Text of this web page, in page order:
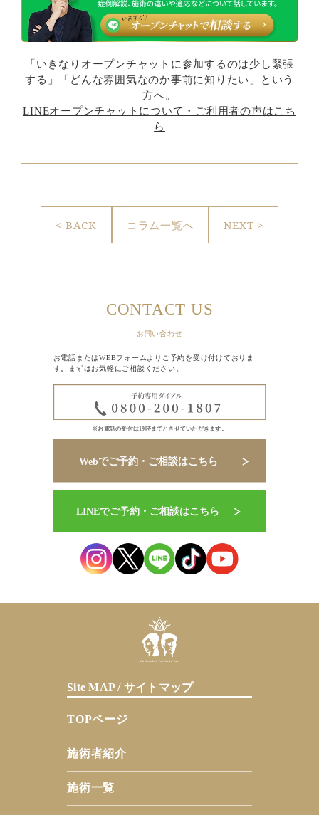
「いきなりオープンチャットに参加するのは少し緊張
する」「どんな雰囲気なのか事前に知りたい」という
方へ。
LINEオープンチャットについて・ご利用者の声はこち
ら
< BACK コラム一覧へ NEXT >
CONTACT US
お問い合わせ
お電話またはWEBフォームよりご予約を受け付けておりま
す。まずはお気軽にご相談ください。
※お電話の受付は19時までとさせていただきます。
Site MAP / サイトマップ
TOPページ
施術者紹介
施術一覧